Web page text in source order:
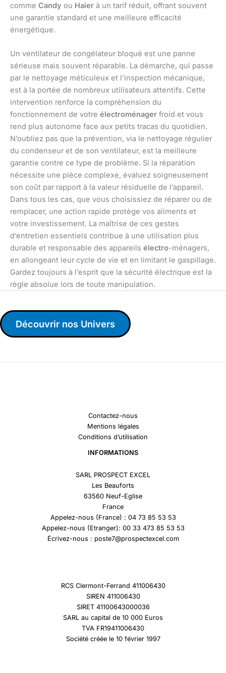
comme Candy ou Haier à un tarif réduit, offrant souvent
une garantie standard et une meilleure efficacité
énergétique.
Un ventilateur de congélateur bloqué est une panne
sérieuse mais souvent réparable. La démarche, qui passe
par le nettoyage méticuleux et l’inspection mécanique,
est à la portée de nombreux utilisateurs attentifs. Cette
intervention renforce la compréhension du
fonctionnement de votre électroménager froid et vous
rend plus autonome face aux petits tracas du quotidien.
N’oubliez pas que la prévention, via le nettoyage régulier
du condenseur et de son ventilateur, est la meilleure
garantie contre ce type de problème. Si la réparation
nécessite une pièce complexe, évaluez soigneusement
son coût par rapport à la valeur résiduelle de l’appareil.
Dans tous les cas, que vous choisissiez de réparer ou de
remplacer, une action rapide protège vos aliments et
votre investissement. La maîtrise de ces gestes
d’entretien essentiels contribue à une utilisation plus
durable et responsable des appareils électro-ménagers,
en allongeant leur cycle de vie et en limitant le gaspillage.
Gardez toujours à l’esprit que la sécurité électrique est la
règle absolue lors de toute manipulation.
Découvrir nos Univers
Contactez-nous
Mentions légales
Conditions d’utilisation
INFORMATIONS
SARL PROSPECT EXCEL
Les Beauforts
63560 Neuf-Eglise
France
Appelez-nous (France) : 04 73 85 53 53
Appelez-nous (Etranger): 00 33 473 85 53 53
Écrivez-nous : poste7@prospectexcel.com
RCS Clermont-Ferrand 411006430
SIREN 411006430
SIRET 41100643000036
SARL au capital de 10 000 Euros
TVA FR19411006430
Société créée le 10 février 1997